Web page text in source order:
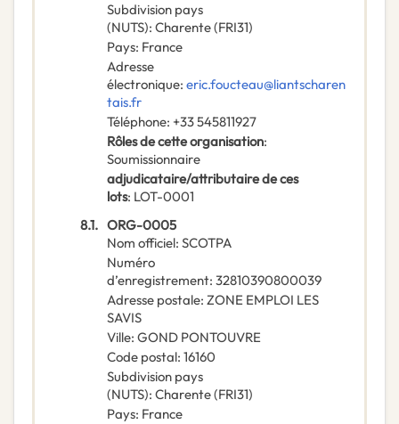
Subdivision pays
(NUTS): Charente(FRI31)
Pays: France
Adresse
électronique: eric.foucteau@liantscharen
tais.fr
Téléphone: +33 545811927
Rôles de cette organisation:
Soumissionnaire
adjudicataire/attributaire de ces
lots: LOT-0001
8.1. ORG-0005
Nom officiel: SCOTPA
Numéro
d’enregistrement: 32810390800039
Adresse postale: ZONE EMPLOI LES
SAVIS
Ville: GOND PONTOUVRE
Code postal: 16160
Subdivision pays
(NUTS): Charente(FRI31)
Pays: France